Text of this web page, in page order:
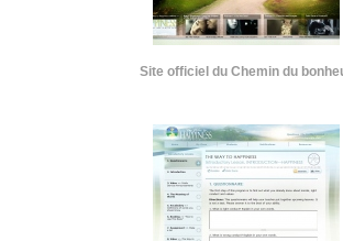
Site officiel du Chemin du